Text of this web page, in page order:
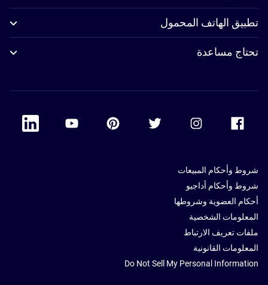
تطبيق الهاتف المحمول
تحتاج مساعدة
Accor Facebook
Accor Twitter
Accor Pinterest
Accor Youtube
Linkedin
شروط وأحكام المبيعات
شروط وأحكام أداجيو
أحكام العضوية وشروطها
المعلومات الشخصية
ملفات تعريف الارتباط
المعلومات القانونية
Do Not Sell My Personal Information